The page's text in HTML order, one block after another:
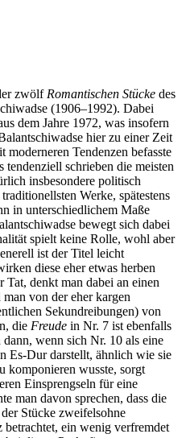
zwölf Romantischen Stücke des
(1906–1992). Dabei
dem Jahre 1972, was insofern
hier zu einer Zeit
Tendenzen befasste
tendenziell schrieben die meisten
insbesondere politisch
Werke, spätestens
in unterschiedlichem Maße
bewegt sich dabei
spielt keine Rolle, wohl aber
ist der Titel leicht
diese eher etwas herben
denkt man dabei an einen
von der eher kargen
Sekundreibungen) von
die Freude in Nr. 7 ist ebenfalls
wenn sich Nr. 10 als eine
Es-Dur darstellt, ähnlich wie sie
komponieren wusste, sorgt
Einsprengseln für eine
man davon sprechen, dass die
Stücke zweifelsohne
betrachtet, ein wenig verfremdet